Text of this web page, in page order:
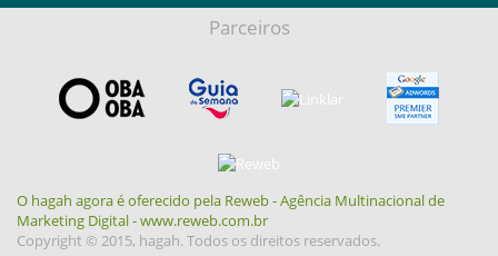
Parceiros
O hagah agora é oferecido pela Reweb - Agência Multinacional de
Marketing Digital - www.reweb.com.br
Copyright © 2015, hagah. Todos os direitos reservados.